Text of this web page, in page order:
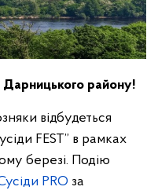
Дарницького району!
відбудеться
FEST” в рамках
березі. Подію
PRO за